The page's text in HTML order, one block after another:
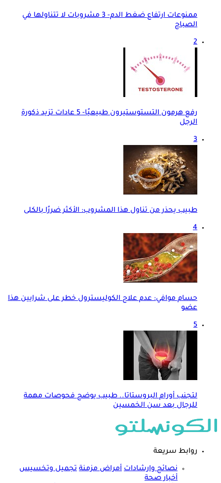
ممنوعات ارتفاع ضغط الدم- 3 مشروبات لا تتناولها في
الصباح
2
رفع هرمون التستوستيرون طبيعيًا- 5 عادات تزيد ذكورة
الرجل
3
طبيب يحذر من تناول هذا المشروب: الأكثر ضررًا بالكلى
4
حسام موافي: عدم علاج الكوليسترول خطر على شرايين هذا
عضو
5
لتجنب أورام البروستاتا.. طبيب يوضح فحوصات مهمة
للرجال بعد سن الخمسين
روابط سريعة
نصائح وارشادات أمراض مزمنة تجميل وتخسيس
أخبار صحة